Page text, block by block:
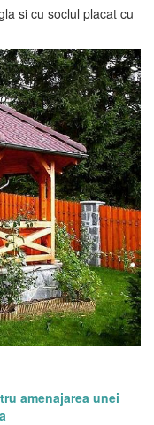
si cu soclul placat cu
amenajarea unei